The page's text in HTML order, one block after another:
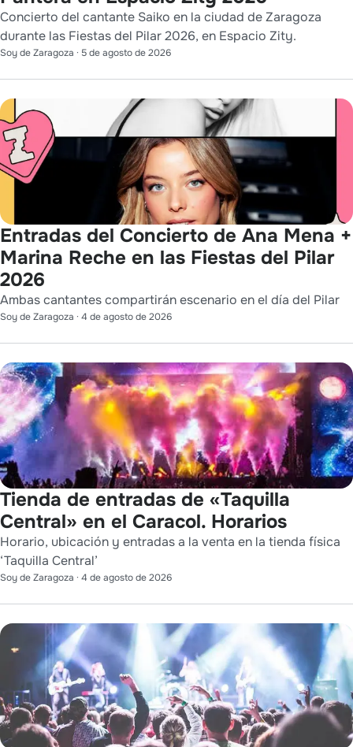
Concierto del cantante Saiko en la ciudad de Zaragoza
durante las Fiestas del Pilar 2026, en Espacio Zity.
Soy de Zaragoza · 5 de agosto de 2026
Entradas del Concierto de Ana Mena +
Marina Reche en las Fiestas del Pilar
2026
Ambas cantantes compartirán escenario en el día del Pilar
Soy de Zaragoza · 4 de agosto de 2026
Tienda de entradas de «Taquilla
Central» en el Caracol. Horarios
Horario, ubicación y entradas a la venta en la tienda física
‘Taquilla Central’
Soy de Zaragoza · 4 de agosto de 2026